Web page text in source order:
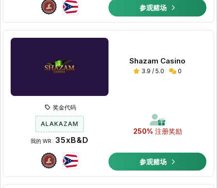
参观赌场
Shazam Casino
3.9 / 5.0 0
250% 注册奖励
奖金代码
ALAKAZAM
我的 WR: 35xB&D
参观赌场